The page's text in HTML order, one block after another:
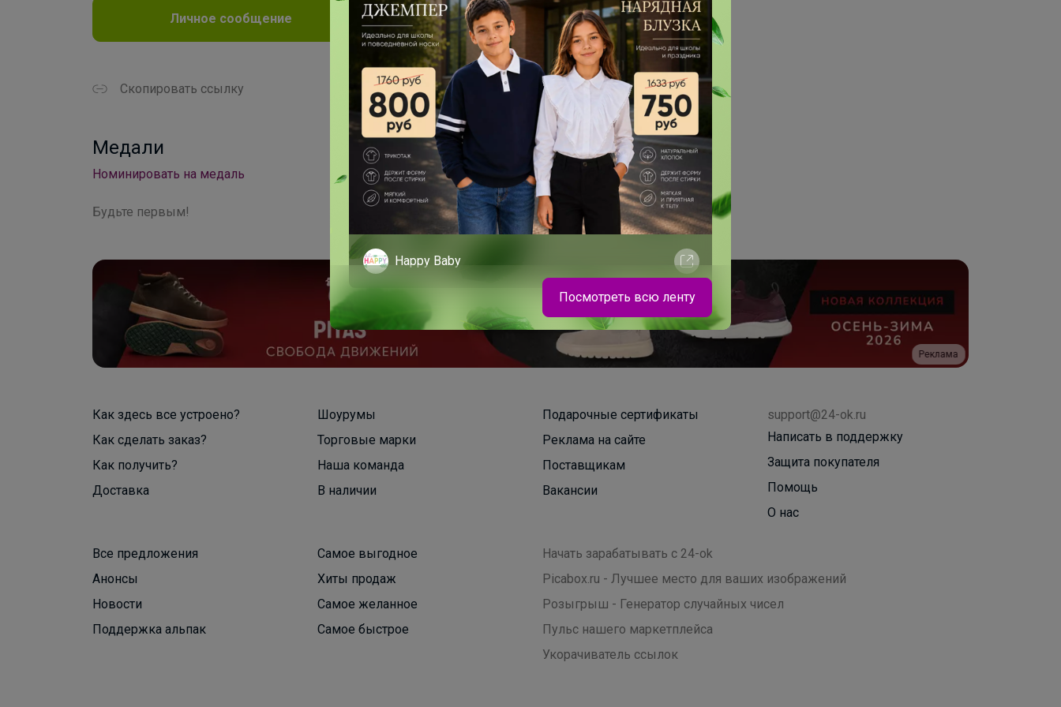
Личное сообщение
Скопировать ссылку
Медали
Номинировать на медаль
Будьте первым!
Реклама
Как здесь все устроено?
Как сделать заказ?
Как получить?
Доставка
Шоурумы
Торговые марки
Наша команда
В наличии
Подарочные сертификаты
Реклама на сайте
Поставщикам
Вакансии
support@24-ok.ru
Написать в поддержку
Защита покупателя
Помощь
О нас
Все предложения
Анонсы
Новости
Поддержка альпак
Самое выгодное
Хиты продаж
Самое желанное
Самое быстрое
Начать зарабатывать с 24-ok
Picabox.ru - Лучшее место для ваших изображений
Розыгрыш - Генератор случайных чисел
Пульс нашего маркетплейса
Укорачиватель ссылок
Happy Baby
Школьные брюки для девочки палаццо
Посмотреть всю ленту